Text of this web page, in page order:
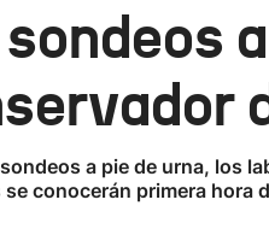
a pie de urna, los
conocerán primera hora